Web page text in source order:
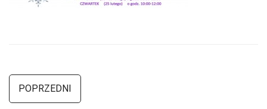
POPRZEDNI